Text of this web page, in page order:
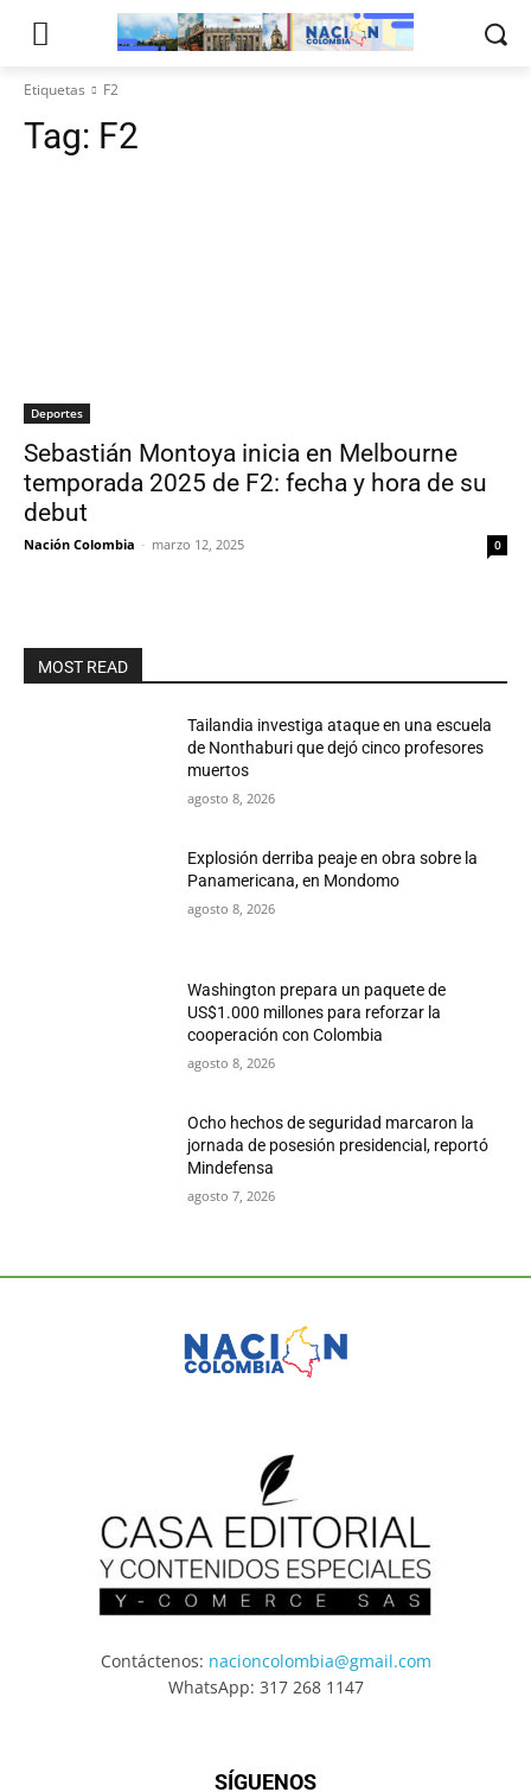
Etiquetas F2
Tag: F2
Deportes
Sebastián Montoya inicia en Melbourne
temporada 2025 de F2: fecha y hora de su
debut
Nación Colombia - marzo 12, 2025 0
MOST READ
Tailandia investiga ataque en una escuela
de Nonthaburi que dejó cinco profesores
muertos
agosto 8, 2026
Explosión derriba peaje en obra sobre la
Panamericana, en Mondomo
agosto 8, 2026
Washington prepara un paquete de
US$1.000 millones para reforzar la
cooperación con Colombia
agosto 8, 2026
Ocho hechos de seguridad marcaron la
jornada de posesión presidencial, reportó
Mindefensa
agosto 7, 2026
Contáctenos: nacioncolombia@gmail.com
WhatsApp: 317 268 1147
SÍGUENOS